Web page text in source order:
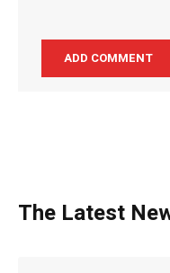
The Latest